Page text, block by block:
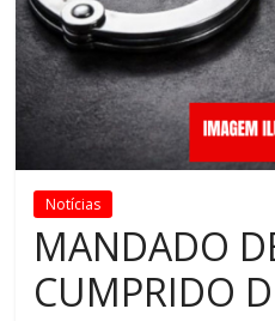
Notícias
MANDADO
CUMPRIDO